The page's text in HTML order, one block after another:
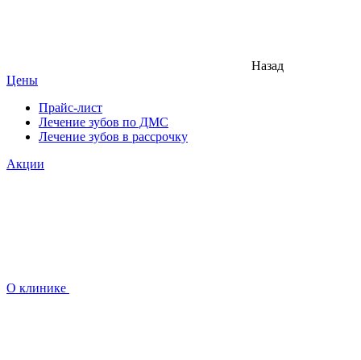
Назад
Цены
Прайс-лист
Лечение зубов по ДМС
Лечение зубов в рассрочку
Акции
О клинике